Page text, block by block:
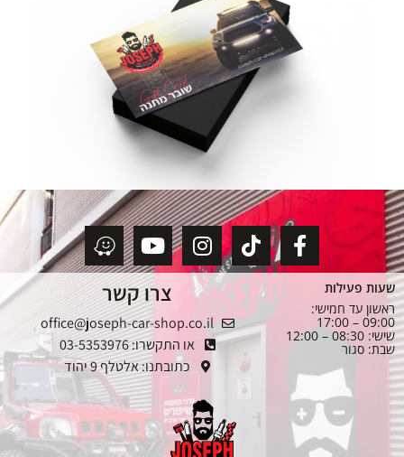
שעות פעילות
ראשון עד חמישי:
09:00 – 17:00
שישי: 08:30 – 12:00
שבת: סגור
צרו קשר
office@joseph-car-shop.co.il
או התקשרו: 03-5353976
כתובתנו: אלטלף 9 יהוד